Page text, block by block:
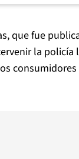
que fue
la policía